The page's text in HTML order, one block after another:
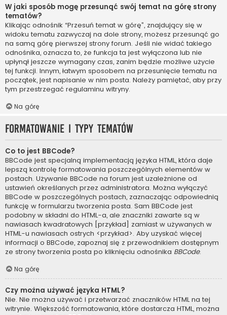
W jaki sposób mogę przesunąć swój temat na górę strony
tematów?
Klikając odnośnik “Przesuń temat w górę”, znajdujący się w
widoku tematu zazwyczaj na dole strony, możesz przesunąć go
na samą górę pierwszej strony forum. Jeśli nie widać takiego
odnośnika, oznacza to, że funkcja ta jest wyłączona lub nie
upłynął jeszcze wymagany czas, zanim będzie możliwe użycie
tej funkcji. Innym, łatwym sposobem na przesunięcie tematu na
początek, jest napisanie w nim posta. Należy pamiętać, aby przy
tym przestrzegać regulaminu witryny.
Na górę
Formatowanie i typy tematów
Co to jest BBCode?
BBCode jest specjalną implementacją języka HTML, która daje
lepszą kontrolę formatowania poszczególnych elementów w
postach. Używanie BBCode na forum jest uzależnione od
ustawień określanych przez administratora. Można wyłączyć
BBCode w poszczególnych postach, zaznaczając odpowiednią
funkcję w formularzu tworzenia posta. Sam BBCode jest
podobny w składni do HTML-a, ale znaczniki zawarte są w
nawiasach kwadratowych [przykład] zamiast w używanych w
HTML-u nawiasach ostrych <przykład>. Aby uzyskać więcej
informacji o BBCode, zapoznaj się z przewodnikiem dostępnym
ze strony tworzenia posta po kliknięciu odnośnika BBCode.
Na górę
Czy można używać języka HTML?
Nie. Nie można używać i przetwarzać znaczników HTML na tej
witrynie. Większość formatowania, które dostarcza HTML, można